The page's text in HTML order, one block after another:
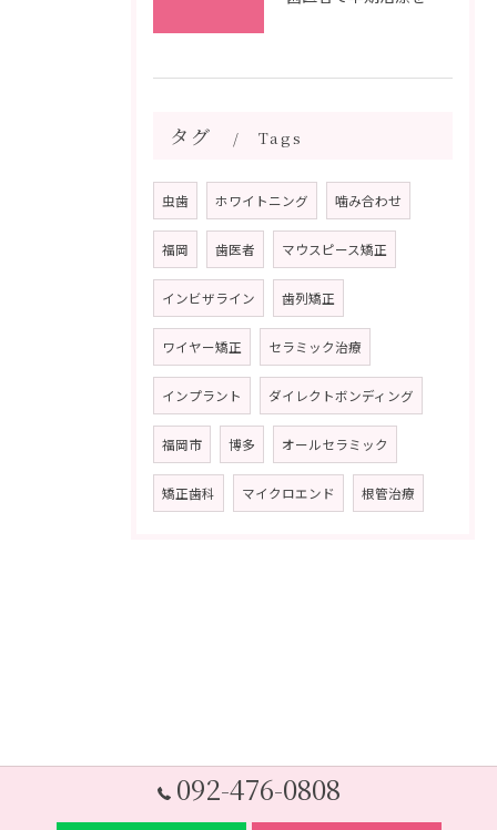
タグ Tags
虫歯 ホワイトニング 噛み合わせ
福岡 歯医者 マウスピース矯正
インビザライン 歯列矯正
ワイヤー矯正 セラミック治療
インプラント ダイレクトボンディング
福岡市 博多 オールセラミック
矯正歯科 マイクロエンド 根管治療
092-476-0808